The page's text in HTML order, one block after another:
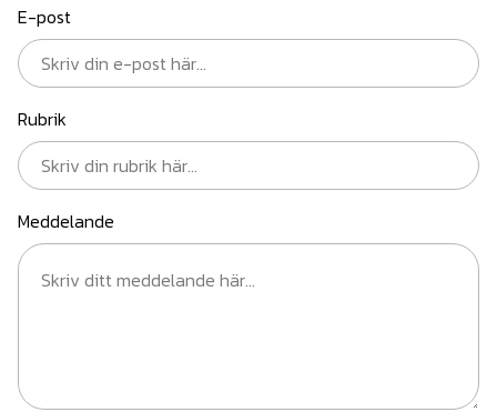
E-post
Rubrik
Meddelande